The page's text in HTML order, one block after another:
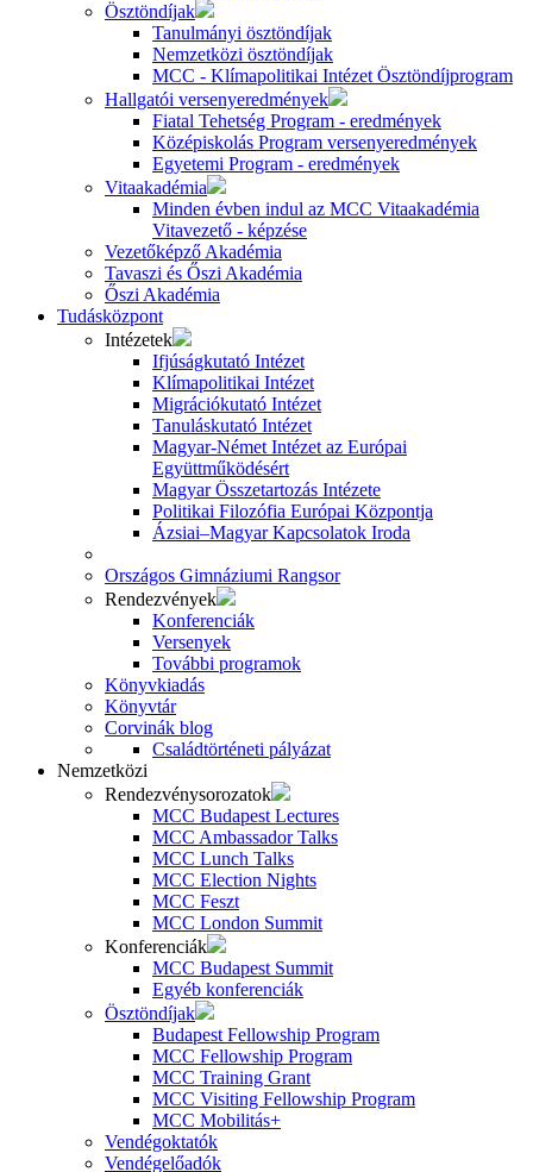
Ösztöndíjak
Tanulmányi ösztöndíjak
Nemzetközi ösztöndíjak
MCC - Klímapolitikai Intézet Ösztöndíjprogram
Hallgatói versenyeredmények
Fiatal Tehetség Program - eredmények
Középiskolás Program versenyeredmények
Egyetemi Program - eredmények
Vitaakadémia
Minden évben indul az MCC Vitaakadémia
Vitavezető - képzése
Vezetőképző Akadémia
Tavaszi és Őszi Akadémia
Őszi Akadémia
Tudásközpont
Intézetek
Ifjúságkutató Intézet
Klímapolitikai Intézet
Migrációkutató Intézet
Tanuláskutató Intézet
Magyar-Német Intézet az Európai
Együttműködésért
Magyar Összetartozás Intézete
Politikai Filozófia Európai Központja
Ázsiai–Magyar Kapcsolatok Iroda
Országos Gimnáziumi Rangsor
Rendezvények
Konferenciák
Versenyek
További programok
Könyvkiadás
Könyvtár
Corvinák blog
Családtörténeti pályázat
Nemzetközi
Rendezvénysorozatok
MCC Budapest Lectures
MCC Ambassador Talks
MCC Lunch Talks
MCC Election Nights
MCC Feszt
MCC London Summit
Konferenciák
MCC Budapest Summit
Egyéb konferenciák
Ösztöndíjak
Budapest Fellowship Program
MCC Fellowship Program
MCC Training Grant
MCC Visiting Fellowship Program
MCC Mobilitás+
Vendégoktatók
Vendégelőadók